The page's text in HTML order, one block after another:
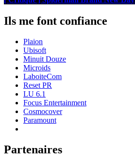
Ils me font confiance
Plaion
Ubisoft
Minuit Douze
Microids
LaboiteCom
Reset PR
LU 6.1
Focus Entertainment
Cosmocover
Paramount
Partenaires